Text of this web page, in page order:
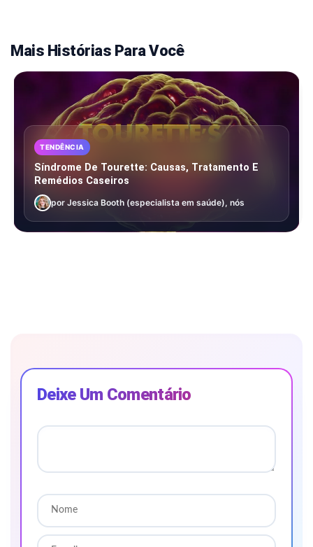
Mais Histórias Para Você
TENDÊNCIA
Síndrome De Tourette: Causas, Tratamento E
Remédios Caseiros
por Jessica Booth (especialista em saúde), nós
Deixe Um Comentário